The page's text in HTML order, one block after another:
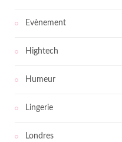
Evènement
Hightech
Humeur
Lingerie
Londres